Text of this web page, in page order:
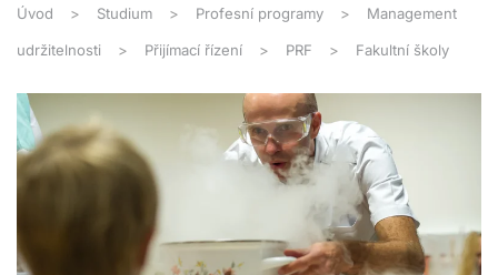
Úvod Studium Profesní programy Management
udržitelnosti Přijímací řízení PRF Fakultní školy